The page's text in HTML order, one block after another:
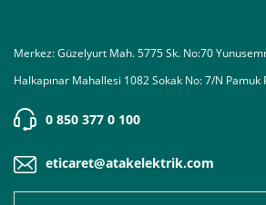
Merkez: Güzelyurt Mah. 5775 Sk. No:70
Halkapınar Mahallesi 1082 Sokak No: 7/N Pamuk
0 850 377 0 100
eticaret@atakelektrik.com